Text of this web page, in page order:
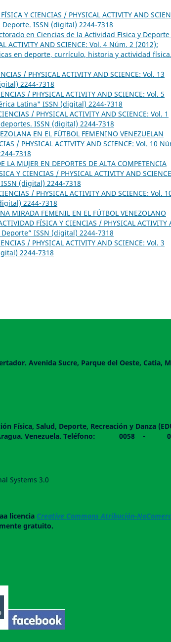
Y CIENCIAS / PHYSICAL ACTIVITY AND
ISSN (digital) 2244-7318
en Ciencias de la Actividad Física y Deporte
ACTIVITY AND SCIENCE: Vol. 4 Núm. 2 (2012):
en deporte, currículo, historia y actividad física.
/ PHYSICAL ACTIVITY AND SCIENCE: Vol. 13
2244-7318
/ PHYSICAL ACTIVITY AND SCIENCE: Vol. 5
Latina" ISSN (digital) 2244-7318
/ PHYSICAL ACTIVITY AND SCIENCE: Vol. 1
ISSN (digital) 2244-7318
EN EL FÚTBOL FEMENINO VENEZUELAN
/ PHYSICAL ACTIVITY AND SCIENCE: Vol. 10
7318
LA MUJER EN DEPORTES DE ALTA COMPETENCIA
Y CIENCIAS / PHYSICAL ACTIVITY AND
(digital) 2244-7318
/ PHYSICAL ACTIVITY AND SCIENCE: Vol.
2244-7318
MIRADA FEMENIL EN EL FÚTBOL VENEZOLANO
FÍSICA Y CIENCIAS / PHYSICAL ACTIVITY
ISSN (digital) 2244-7318
/ PHYSICAL ACTIVITY AND SCIENCE: Vol. 3
2244-7318
Avenida Sucre, Parque del Oeste, Catia,
Física, Salud, Deporte, Recreación y Danza
Aragua. Venezuela. Teléfono:
Systems 3.0
licencia Creative Commons Atribución-
gratuito.